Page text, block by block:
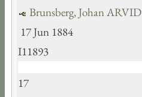
Brunsberg, Johan ARVID
17 Jun 1884
I11893
17